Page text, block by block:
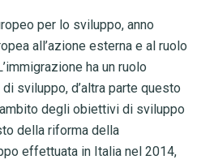
per lo sviluppo, anno
all’azione esterna e al ruolo
ha un ruolo
sviluppo, d’altra parte questo
degli obiettivi di sviluppo
della riforma della
effettuata in Italia nel 2014,